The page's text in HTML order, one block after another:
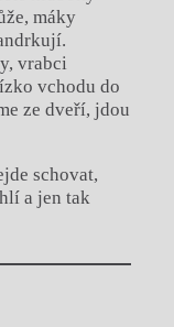
máky
vrabci
vchodu do
ze dveří, jdou
schovat,
a jen tak